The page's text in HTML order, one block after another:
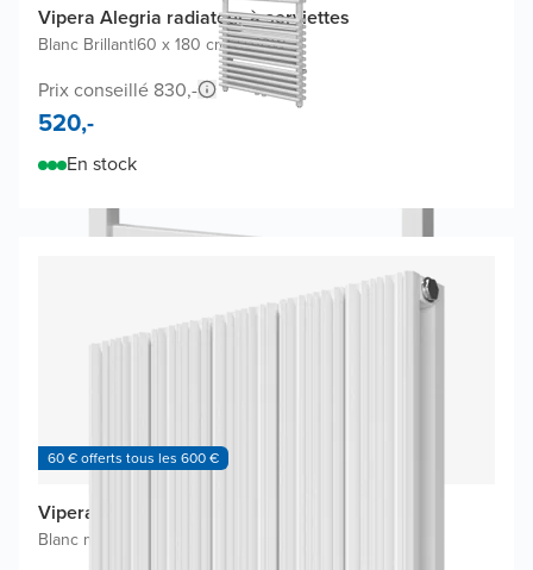
Vipera Alegria radiateur à serviettes
Blanc Brillant|60 x 180 cm|2.010W
Prix conseillé 830,-
520,-
En stock
60 € offerts tous les 600 €
Vipera Mares radiateur design
Blanc mat